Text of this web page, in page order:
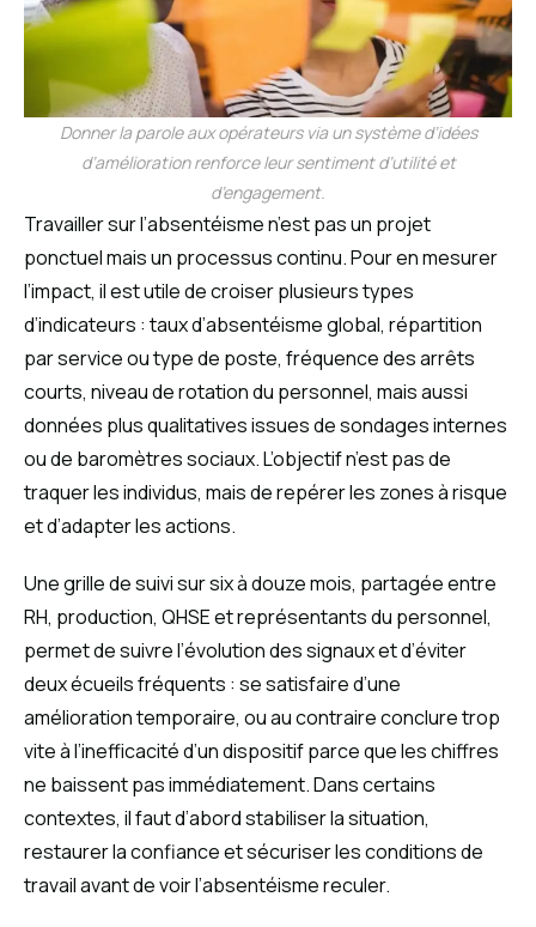
Donner la parole aux opérateurs via un système d’idées
d’amélioration renforce leur sentiment d’utilité et
d’engagement.
Travailler sur l’absentéisme n’est pas un projet
ponctuel mais un processus continu. Pour en mesurer
l’impact, il est utile de croiser plusieurs types
d’indicateurs : taux d’absentéisme global, répartition
par service ou type de poste, fréquence des arrêts
courts, niveau de rotation du personnel, mais aussi
données plus qualitatives issues de sondages internes
ou de baromètres sociaux. L’objectif n’est pas de
traquer les individus, mais de repérer les zones à risque
et d’adapter les actions.
Une grille de suivi sur six à douze mois, partagée entre
RH, production, QHSE et représentants du personnel,
permet de suivre l’évolution des signaux et d’éviter
deux écueils fréquents : se satisfaire d’une
amélioration temporaire, ou au contraire conclure trop
vite à l’inefficacité d’un dispositif parce que les chiffres
ne baissent pas immédiatement. Dans certains
contextes, il faut d’abord stabiliser la situation,
restaurer la confiance et sécuriser les conditions de
travail avant de voir l’absentéisme reculer.